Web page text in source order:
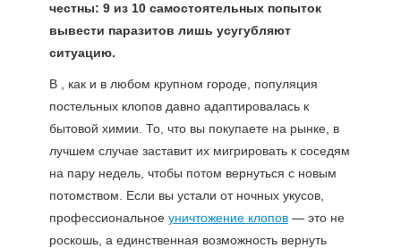
честны: 9 из 10 самостоятельных попыток
вывести паразитов лишь усугубляют
ситуацию.
В , как и в любом крупном городе, популяция
постельных клопов давно адаптировалась к
бытовой химии. То, что вы покупаете на рынке, в
лучшем случае заставит их мигрировать к соседям
на пару недель, чтобы потом вернуться с новым
потомством. Если вы устали от ночных укусов,
профессиональное уничтожение клопов— это не
роскошь, а единственная возможность вернуть